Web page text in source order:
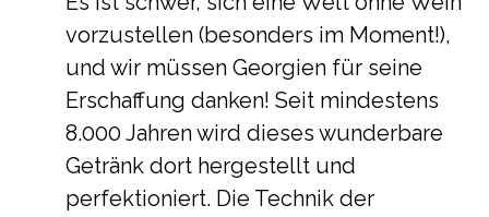
vorzustellen (besonders im Moment!),
und wir müssen Georgien für seine
Erschaffung danken! Seit mindestens
8.000 Jahren wird dieses wunderbare
Getränk dort hergestellt und
perfektioniert. Die Technik der